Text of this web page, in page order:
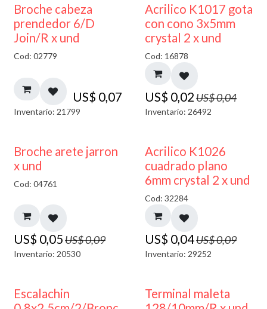
Broche cabeza
prendedor 6/D
Join/R x und
Cod: 02779
US$ 0,07
Inventario: 21799
50% DESCUENTO
Acrilico K1017 gota
con cono 3x5mm
crystal 2 x und
Cod: 16878
US$ 0,02US$0,04
Inventario: 26492
50% DESCUENTO
Broche arete jarron
x und
Cod: 04761
US$ 0,05US$0,09
Inventario: 20530
50% DESCUENTO
Acrilico K1026
cuadrado plano
6mm crystal 2 x und
Cod: 32284
US$ 0,04US$0,09
Inventario: 29252
Escalachin
Terminal maleta